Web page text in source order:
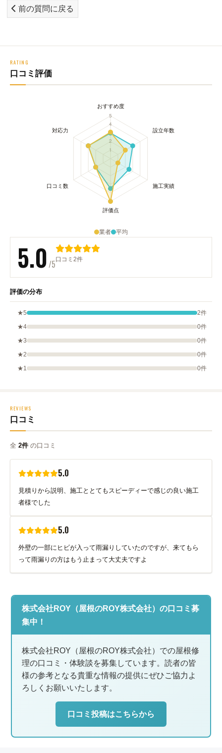
前の質問に戻る
RATING
口コミ評価
業者 平均
5.0/5口コミ2件
評価の分布
★5
2件
★4
0件
★3
0件
★2
0件
★1
0件
REVIEWS
口コミ
全 2件 の口コミ
5.0
見積りから説明、施工ととてもスピーディーで感じの良い施工
者様でした
5.0
外壁の一部にヒビが入って雨漏りしていたのですが、来てもら
って雨漏りの方はもう止まって大丈夫ですよ
株式会社ROY（屋根のROY株式会社）の口コミ募
集中！
株式会社ROY（屋根のROY株式会社）での屋根修
理の口コミ・体験談を募集しています。読者の皆
様の参考となる貴重な情報の提供にぜひご協力よ
ろしくお願いいたします。
口コミ投稿はこちらから